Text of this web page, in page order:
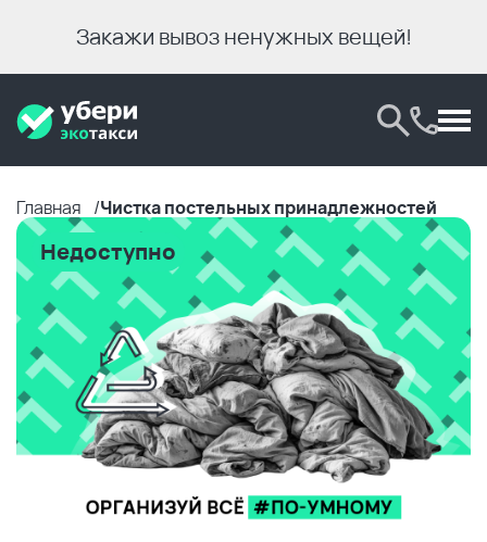
Закажи вывоз ненужных вещей!
Главная Чистка постельных принадлежностей
Недоступно